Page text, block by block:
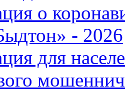
о
- 2026
для